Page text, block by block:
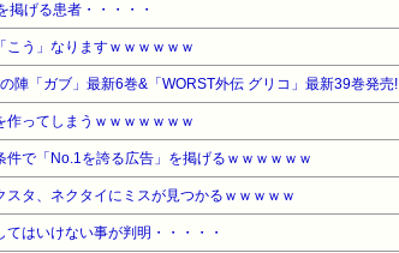
げる患者・・・・・
こう」なりますｗｗｗｗｗｗ
陣「ガブ」最新6巻&「WORST外伝 グリコ」最新39巻発売!
作ってしまうｗｗｗｗｗｗｗ
件で「No.1を誇る広告」を掲げるｗｗｗｗｗｗ
スタ、ネクタイにミスが見つかるｗｗｗｗｗ
はいけない事が判明・・・・・